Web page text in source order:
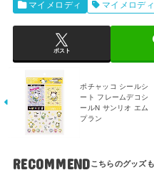
マイメロディ マイメロディ
ポスト
ポチャッコ シールシ
ート フレームデコシ
ールN サンリオ エム
プラン
RECOMMEND